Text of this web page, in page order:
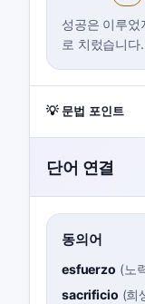
성공은 이루
로 치렀습니다.
💡 문법 포인트
단어 연결
동의어
esfuerzo (노
sacrificio (희